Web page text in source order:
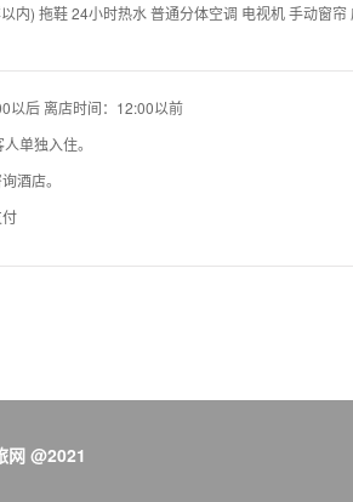
内) 拖鞋 24小时热水 普通分体空调 电视机 手动窗
以后 离店时间：12:00以前
单独入住。
酒店。
@2021